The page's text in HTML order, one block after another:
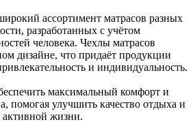
ассортимент матрасов разных
разработанных с учётом
человека. Чехлы матрасов
дизайне, что придаёт продукции
и индивидуальность.
максимальный комфорт и
помогая улучшить качество отдыха и
активной жизни.